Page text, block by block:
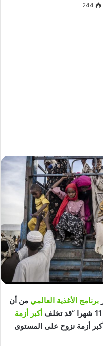
244
برنامج الأغذية العالمي من أن
أكبر أزمة
أزمة نزوح على المستوى